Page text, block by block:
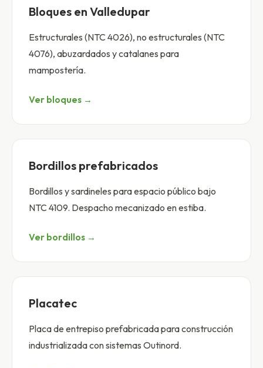
Bloques en Valledupar
Estructurales (NTC 4026), no estructurales (NTC
4076), abuzardados y catalanes para
mampostería.
Ver bloques →
Bordillos prefabricados
Bordillos y sardineles para espacio público bajo
NTC 4109. Despacho mecanizado en estiba.
Ver bordillos →
Placatec
Placa de entrepiso prefabricada para construcción
industrializada con sistemas Outinord.